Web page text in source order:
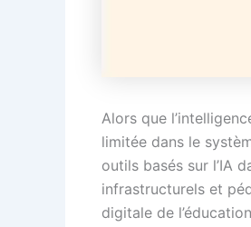
Alors que
limitée dans le
outils basés sur l’IA
infrastructurels et
digitale de